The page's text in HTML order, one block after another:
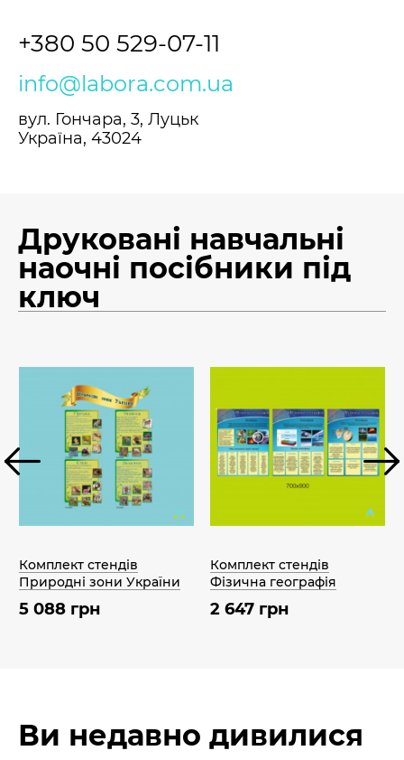
+380 50 529-07-11
info@labora.com.ua
вул. Гончара, 3, Луцьк
Україна, 43024
Друковані навчальні
наочні посібники під
ключ
Комплект стендів
Природні зони України
5 088 грн
Комплект стендів
Фізична географія
2 647 грн
Ви недавно дивилися